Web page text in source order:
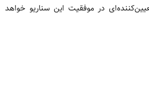
در موفقیت این سناریو خواهد